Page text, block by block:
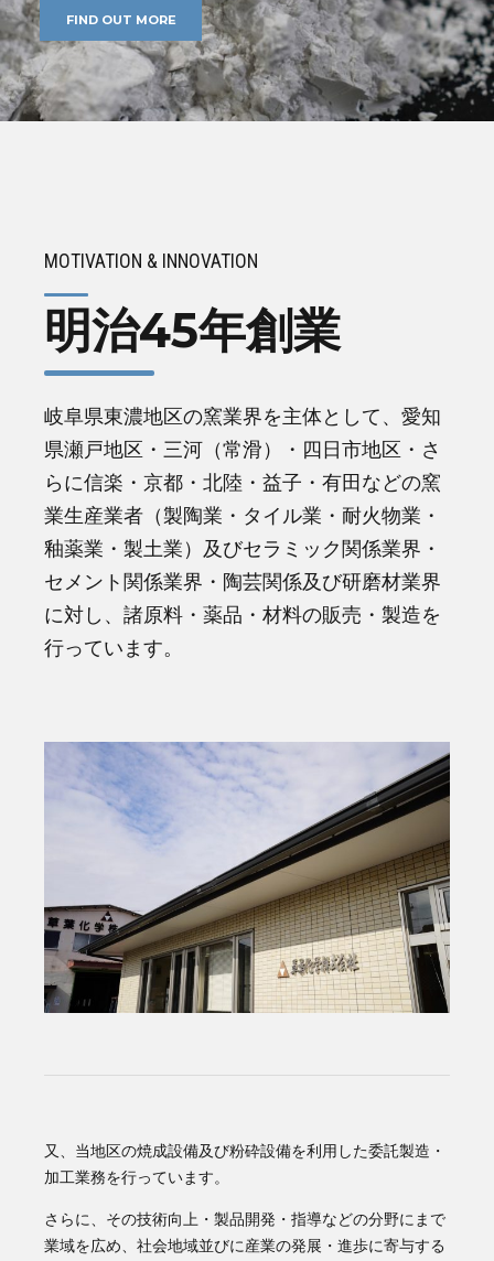
FIND OUT MORE
MOTIVATION & INNOVATION
明治45年創業
岐阜県東濃地区の窯業界を主体として、愛知
県瀬戸地区・三河（常滑）・四日市地区・さ
らに信楽・京都・北陸・益子・有田などの窯
業生産業者（製陶業・タイル業・耐火物業・
釉薬業・製土業）及びセラミック関係業界・
セメント関係業界・陶芸関係及び研磨材業界
に対し、諸原料・薬品・材料の販売・製造を
行っています。
又、当地区の焼成設備及び粉砕設備を利用した委託製造・
加工業務を行っています。
さらに、その技術向上・製品開発・指導などの分野にまで
業域を広め、社会地域並びに産業の発展・進歩に寄与する